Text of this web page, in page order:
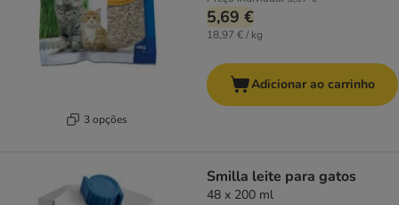
3 opções
5,69 €
18,97 € / kg
Adicionar ao carrinho
Smilla leite para gatos
48 x 200 ml